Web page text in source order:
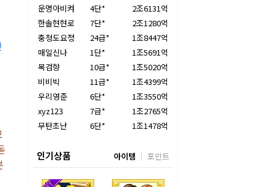
운명아비켜
4단*
2조6131억
한솔현현로
7단*
2조1280억
충청도요정
24급*
1조8447억
매일신나
1단*
1조5691억
목검향
10급*
1조5020억
비비빅
11급*
1조4399억
우리영준
6단*
1조3550억
xyz123
7급*
1조2765억
무탄초난
6단* 1조1478억
인기상품 아이템 포인트